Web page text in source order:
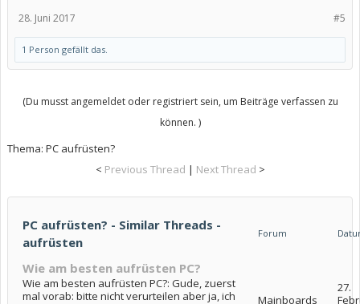
#5
28. Juni 2017
1 Person gefällt das.
(Du musst angemeldet oder registriert sein, um Beiträge verfassen zu
können. )
Thema: PC aufrüsten?
< Previous Thread | Next Thread >
PC aufrüsten? - Similar Threads -
aufrüsten
Forum
Wie am besten aufrüsten PC?
Wie am besten aufrüsten PC?: Gude, zuerst
mal vorab: bitte nicht verurteilen aber ja, ich
Mainboards
27.